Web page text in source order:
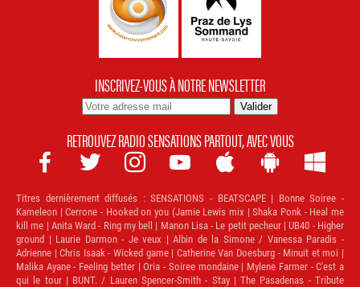
INSCRIVEZ-VOUS À NOTRE NEWSLETTER
RETROUVEZ RADIO SENSATIONS PARTOUT, AVEC VOUS
      
Titres dernièrement diffusés :SENSATIONS - BEATSCAPE | Bonne Soiree -
Kameleon | Cerrone - Hooked on you (Jamie Lewis mix | Shaka Ponk - Heal me
kill me | Anita Ward - Ring my bell | Manon Lisa - Le petit pecheur | UB40 - Higher
ground | Laurie Darmon - Je veux | Albin de la Simone / Vanessa Paradis -
Adrienne | Chris Isaak - Wicked game | Catherine Van Doesburg - Minuit et moi |
Malika Ayane - Feeling better | Oria - Soiree mondaine | Mylene Farmer - C'est a
qui le tour | BUNT. / Lauren Spencer-Smith - Stay | The Pasadenas - Tribute